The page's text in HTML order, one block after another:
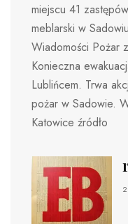
miejscu 41
meblarski w
Wiadomości Pożar
Konieczna
Lublińcem. Trwa
pożar w Sadowie.
Katowice źródło